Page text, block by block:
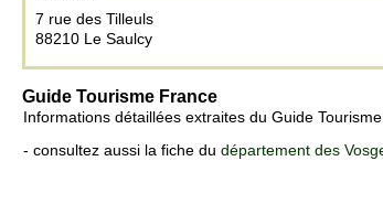
7 rue des Tilleuls
88210 Le Saulcy
Guide Tourisme France
Informations détaillées extraites du Guide
- consultez aussi la fiche du département des